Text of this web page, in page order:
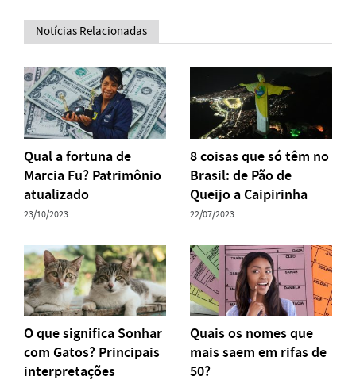
Notícias Relacionadas
Qual a fortuna de
Marcia Fu? Patrimônio
atualizado
23/10/2023
8 coisas que só têm no
Brasil: de Pão de
Queijo a Caipirinha
22/07/2023
O que significa Sonhar
com Gatos? Principais
interpretações
Quais os nomes que
mais saem em rifas de
50?